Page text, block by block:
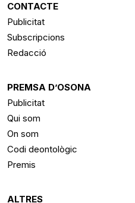
CONTACTE
Publicitat
Subscripcions
Redacció
PREMSA D’OSONA
Publicitat
Qui som
On som
Codi deontològic
Premis
ALTRES